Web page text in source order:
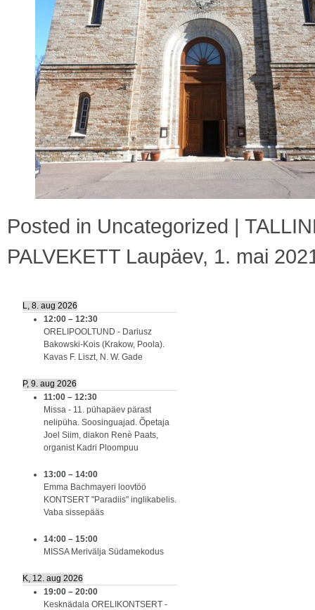
Posted in Uncategorized |
PALVEKETT Laupäev, 1. mai
L, 8. aug 2026
12:00 – 12:30
ORELIPOOLTUND - Dariusz
Bakowski-Kois (Krakow, Poola).
Kavas F. Liszt, N. W. Gade
P, 9. aug 2026
11:00 – 12:30
Missa - 11. pühapäev pärast
nelipüha. Soosinguajad. Õpetaja
Joel Siim, diakon Renè Paats,
organist Kadri Ploompuu
13:00 – 14:00
Emma Bachmayeri loovtöö
KONTSERT "Paradiis" inglikabelis.
Vaba sissepääs
14:00 – 15:00
MISSA Merivälja Südamekodus
K, 12. aug 2026
19:00 – 20:00
Kesknädala ORELIKONTSERT -